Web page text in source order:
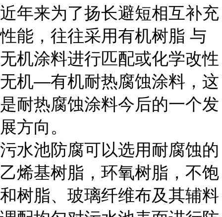
近年来为了扬长避短相互补充
性能，往往采用有机树脂 与
无机涂料进行匹配或化学改性
无机—有机耐热腐蚀涂料，这
是耐热腐蚀涂料今后的一个发
展方向。
污水池防腐可以选用耐腐蚀的
乙烯基树脂，环氧树脂，不饱
和树脂、玻璃纤维布及其辅料